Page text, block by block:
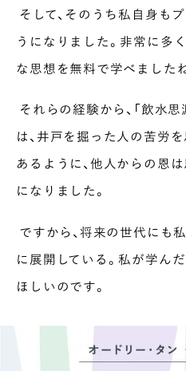
そして、そのうち私自身も
うになりました。非常に多
な思想を無料で学べましたね
それらの経験から、「飲水
は、井戸を掘った人の苦労
あるように、他人からの恩
になりました。
ですから、将来の世代にも
に展開している。私が学ん
ほしいのです。